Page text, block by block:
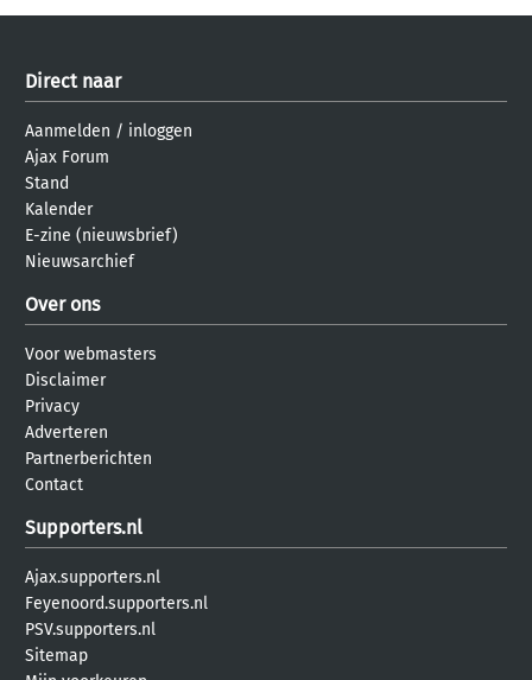
Direct naar
Aanmelden / inloggen
Ajax Forum
Stand
Kalender
E-zine (nieuwsbrief)
Nieuwsarchief
Over ons
Voor webmasters
Disclaimer
Privacy
Adverteren
Partnerberichten
Contact
Supporters.nl
Ajax.supporters.nl
Feyenoord.supporters.nl
PSV.supporters.nl
Sitemap